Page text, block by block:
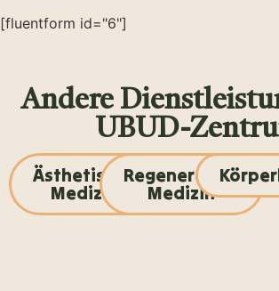
[fluentform id="6"]
Andere
UBUD-
Ästhetische
Medizin
Regenerative
Medizin